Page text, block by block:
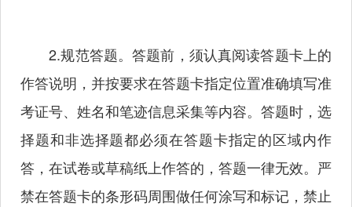
2.规范答题。答题前，须认真阅读答题卡上的
作答说明，并按要求在答题卡指定位置准确填写准
考证号、姓名和笔迹信息采集等内容。答题时，选
择题和非选择题都必须在答题卡指定的区域内作
答，在试卷或草稿纸上作答的，答题一律无效。严
禁在答题卡的条形码周围做任何涂写和标记，禁止